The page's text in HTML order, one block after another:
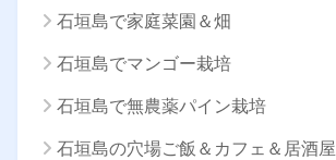
石垣島で家庭菜園＆畑
石垣島でマンゴー栽培
石垣島で無農薬パイン栽培
石垣島の穴場ご飯＆カフェ＆居酒屋